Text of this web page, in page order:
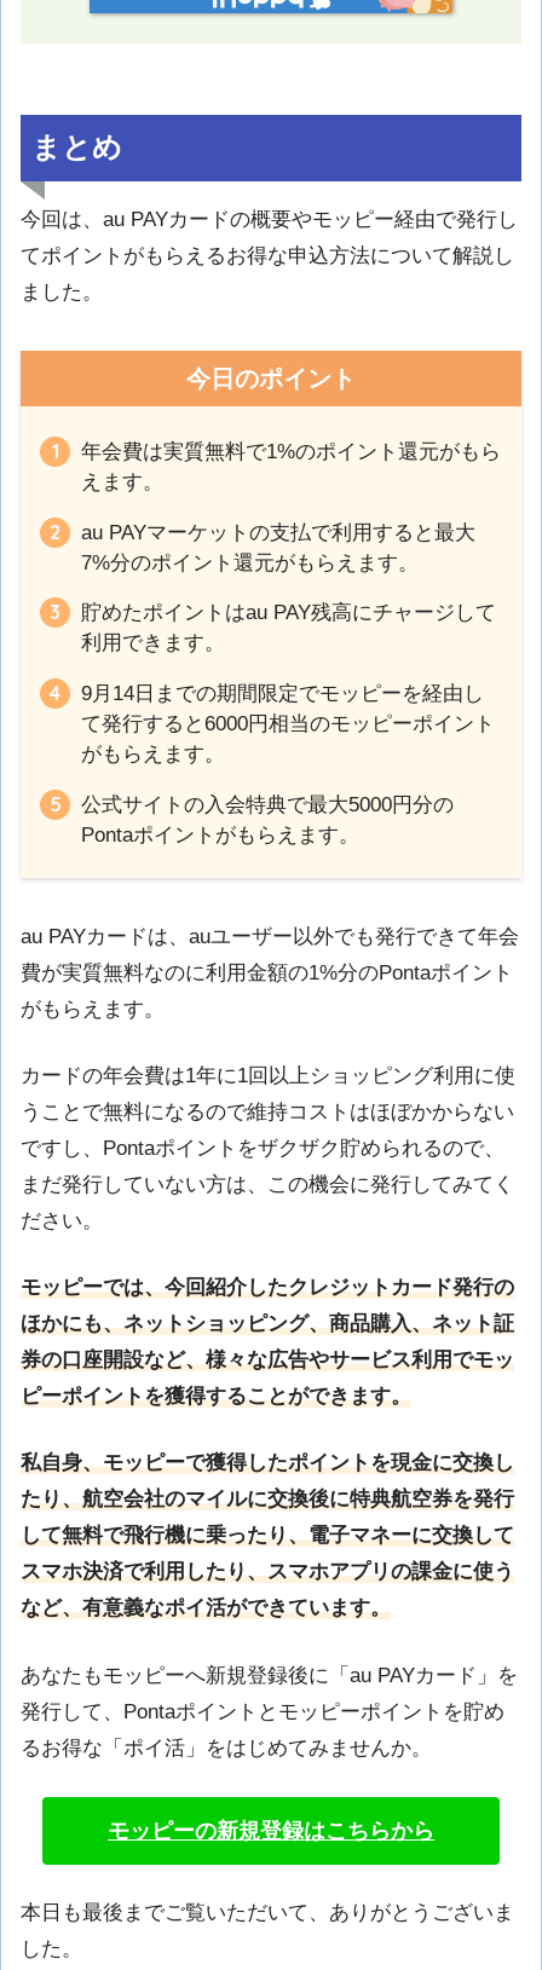
まとめ
今回は、au PAYカードの概要やモッピー経由で発行し
てポイントがもらえるお得な申込方法について解説し
ました。
今日のポイント
年会費は実質無料で1%のポイント還元がもら
えます。
au PAYマーケットの支払で利用すると最大
7%分のポイント還元がもらえます。
貯めたポイントはau PAY残高にチャージして
利用できます。
9月14日までの期間限定でモッピーを経由し
て発行すると6000円相当のモッピーポイント
がもらえます。
公式サイトの入会特典で最大5000円分の
Pontaポイントがもらえます。
au PAYカードは、auユーザー以外でも発行できて年会
費が実質無料なのに利用金額の1%分のPontaポイント
がもらえます。
カードの年会費は1年に1回以上ショッピング利用に使
うことで無料になるので維持コストはほぼかからない
ですし、Pontaポイントをザクザク貯められるので、
まだ発行していない方は、この機会に発行してみてく
ださい。
モッピーでは、今回紹介したクレジットカード発行の
ほかにも、ネットショッピング、商品購入、ネット証
券の口座開設など、様々な広告やサービス利用でモッ
ピーポイントを獲得することができます。
私自身、モッピーで獲得したポイントを現金に交換し
たり、航空会社のマイルに交換後に特典航空券を発行
して無料で飛行機に乗ったり、電子マネーに交換して
スマホ決済で利用したり、スマホアプリの課金に使う
など、有意義なポイ活ができています。
あなたもモッピーへ新規登録後に「au PAYカード」を
発行して、Pontaポイントとモッピーポイントを貯め
るお得な「ポイ活」をはじめてみませんか。
モッピーの新規登録はこちらから
本日も最後までご覧いただいて、ありがとうございま
した。